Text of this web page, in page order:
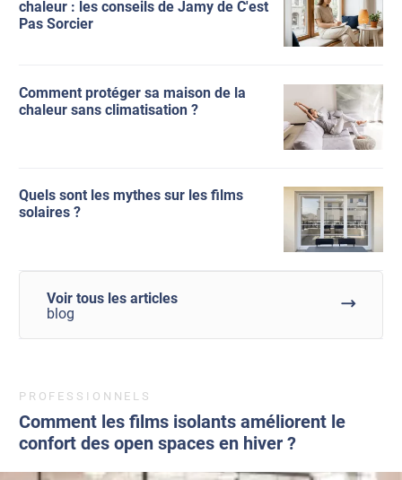
chaleur : les conseils de Jamy de C'est
Pas Sorcier
Comment protéger sa maison de la
chaleur sans climatisation ?
Quels sont les mythes sur les films
solaires ?
Voir tous les articles
blog
PROFESSIONNELS
Comment les films isolants améliorent le
confort des open spaces en hiver ?